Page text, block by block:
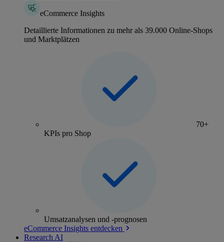
eCommerce Insights
Detaillierte Informationen zu mehr als 39.000 Online-Shops
und Marktplätzen
70+
KPIs pro Shop
Umsatzanalysen und -prognosen
eCommerce Insights entdecken
Research AI